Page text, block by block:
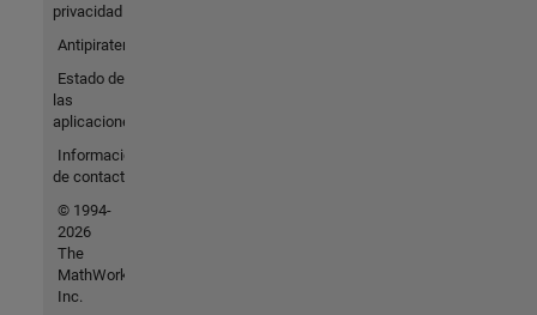
privacidad
Antipiratería
Estado de
las
aplicaciones
Información
de contacto
© 1994-
2026
The
MathWorks,
Inc.